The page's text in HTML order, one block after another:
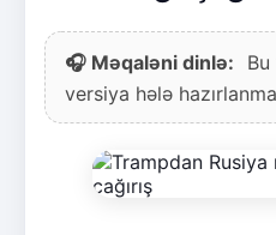
🎧 Məqaləni dinlə:
Bu
versiya hələ